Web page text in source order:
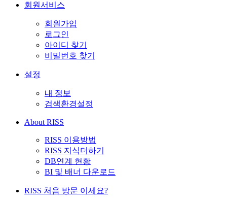
회원서비스
회원가입
로그인
아이디 찾기
비밀번호 찾기
설정
내 정보
검색환경설정
About RISS
RISS 이용방법
RISS 지식더하기
DB연계 현황
BI 및 배너 다운로드
RISS 처음 방문 이세요?